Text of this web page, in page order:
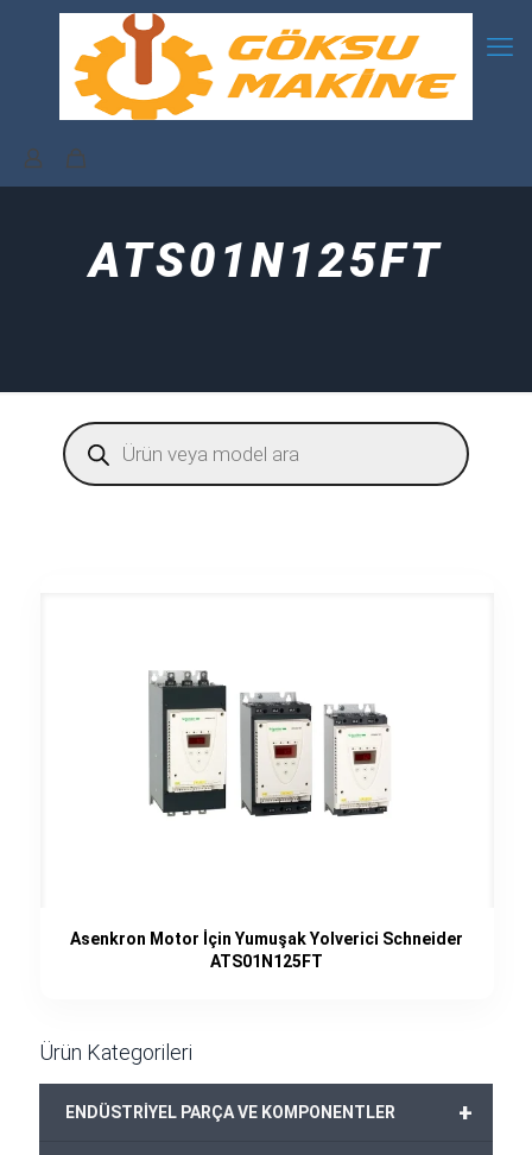
ATS01N125FT
Products
search
Asenkron Motor İçin Yumuşak Yolverici Schneider
ATS01N125FT
Ürün Kategorileri
+
ENDÜSTRİYEL PARÇA VE KOMPONENTLER